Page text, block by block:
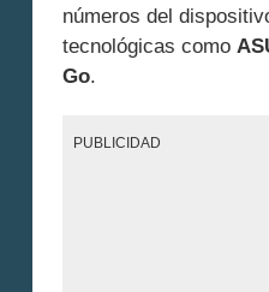
números del
tecnológicas como
Go.
PUBLICIDAD